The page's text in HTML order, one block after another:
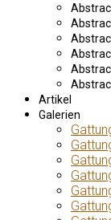
Artikel
Galerien